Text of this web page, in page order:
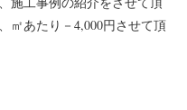
㎡あたり－4,000円させて頂